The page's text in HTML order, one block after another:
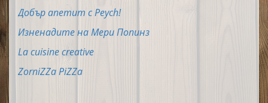
Добър апетит с Peych!
Изненадите на Мери Попинз
La cuisine creative
ZorniZZa PiZZa